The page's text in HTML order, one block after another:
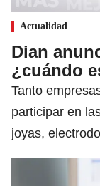
Actualidad
Dian
¿cuándo
Tanto
participar en
joyas,